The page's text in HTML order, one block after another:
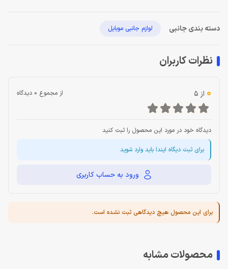
دسته بندی جانبی لوازم جانبی موبایل
نظرات کاربران
0 از 5 از مجموع 0 دیدگاه
دیدگاه خود در مورد این محصول را ثبت کنید
برای ثبت دیگاه ایندا باید وارد شوید
ورود به حساب کاربری
برای این محصول هیچ دیدگاهی ثبت نشده است.
محصولات مشابه